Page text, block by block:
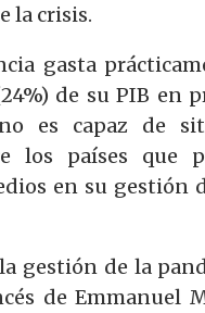
la crisis.
gasta
de su PIB en
es capaz de
los países que
en su gestión
gestión de la
de Emmanuel